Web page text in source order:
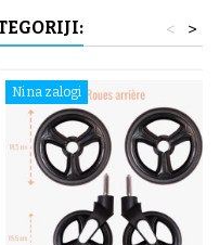
>
<
Ni na zalogi